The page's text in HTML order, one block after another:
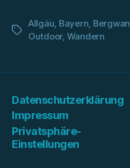
Schlagwörter
Allgäu, Bayern,
Outdoor, Wandern
Datenschutzerklärung
Impressum
Privatsphäre-
Einstellungen